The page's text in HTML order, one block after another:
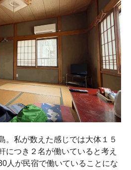
。私が数えた感じでは大体１５
につき２名が働いていると考え
人が民宿で働いていることにな